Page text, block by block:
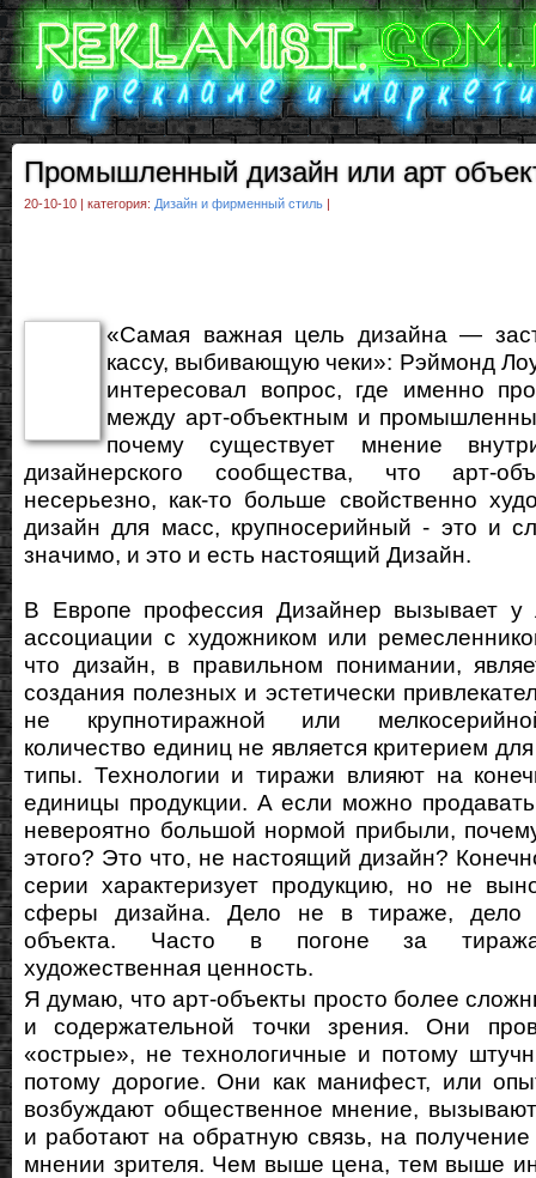
Промышленный дизайн или арт
20-10-10 | категория: Дизайн и фирменный стиль |
«Самая важная цель дизайна —
кассу, выбивающую чеки»: Рэймонд
интересовал вопрос, где именно
между арт-объектным и
почему существует мнение
дизайнерского сообщества, что арт-
несерьезно, как-то больше свойственно
дизайн для масс, крупносерийный - это и
значимо, и это и есть настоящий Дизайн.
В Европе профессия Дизайнер вызывает
ассоциации с художником или
что дизайн, в правильном понимании,
создания полезных и эстетически
не крупнотиражной или
количество единиц не является критерием
типы. Технологии и тиражи влияют на
единицы продукции. А если можно
невероятно большой нормой прибыли,
этого? Это что, не настоящий дизайн?
серии характеризует продукцию, но не
сферы дизайна. Дело не в тираже, дело
объекта. Часто в погоне за
художественная ценность.
Я думаю, что арт-объекты просто более
и содержательной точки зрения. Они
«острые», не технологичные и потому
потому дорогие. Они как манифест, или
возбуждают общественное мнение,
и работают на обратную связь, на
мнении зрителя. Чем выше цена, тем выше